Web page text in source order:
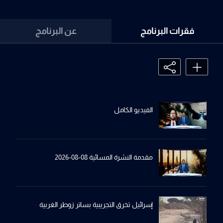
فقرات البرنامج عن البرنامج
الفيديو الكامل
مقدمة النشرة المسائية 08-08-2026
إسرائيل تخرِق التجريبية بساترِ زوطر الغربية